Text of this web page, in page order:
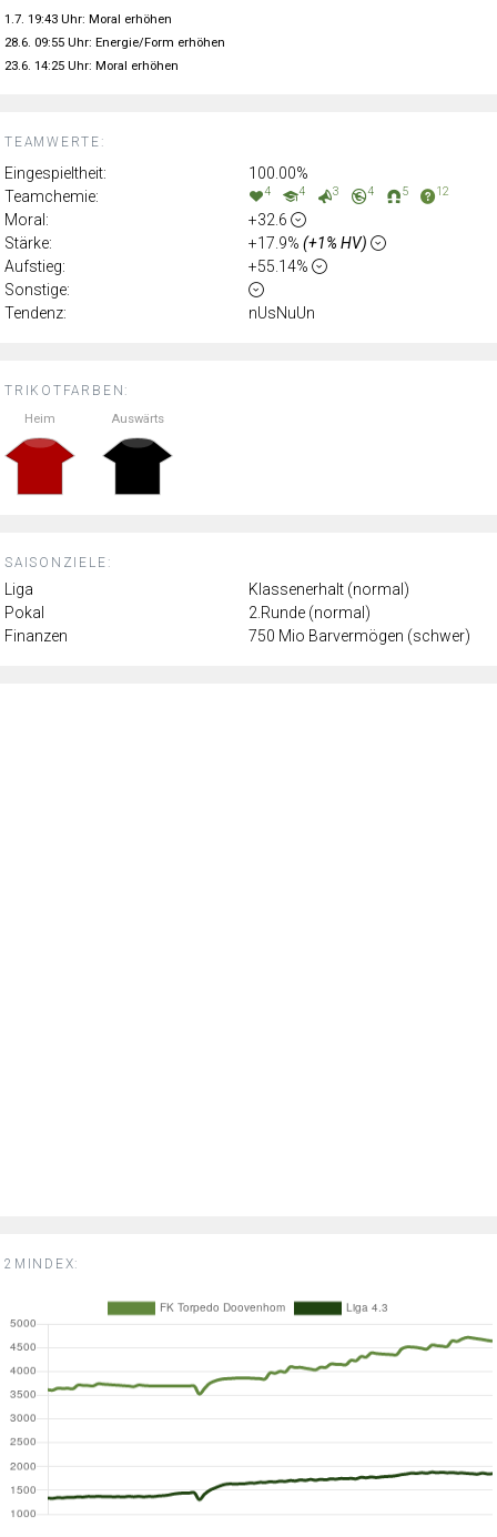
TRIKOTFARBEN:
Heim Auswärts
SAISONZIELE:
Liga
Klassenerhalt (normal)
Pokal
2.Runde (normal)
Finanzen
750 Mio Barvermögen (schwer)
2MINDEX:
TEAMWERTE:
Eingespieltheit:
100.00%
Teamchemie:
4 4 3 4 5 12
Moral:
+32.6
Stärke:
+17.9% (+1% HV)
Aufstieg:
+55.14%
Sonstige:
Tendenz:
nUsNuUn
1.7. 19:43 Uhr: Moral erhöhen
28.6. 09:55 Uhr: Energie/Form erhöhen
23.6. 14:25 Uhr: Moral erhöhen